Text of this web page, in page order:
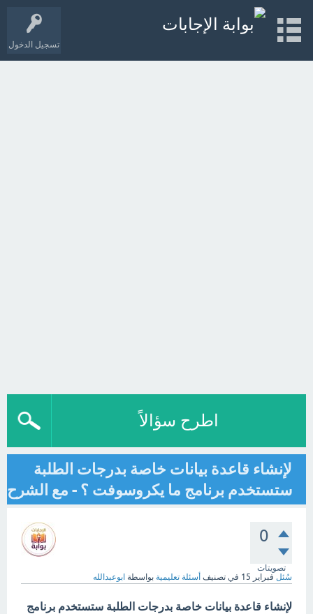
تسجيل الدخول
اطرح سؤالاً
لإنشاء قاعدة بيانات خاصة بدرجات الطلبة
ستستخدم برنامج ما يكروسوفت ؟ - مع الشرح
0
تصويتات
سُئل فبراير 15 في تصنيف أسئلة تعليمية بواسطة ابوعبدالله
لإنشاء قاعدة بيانات خاصة بدرجات الطلبة ستستخدم برنامج